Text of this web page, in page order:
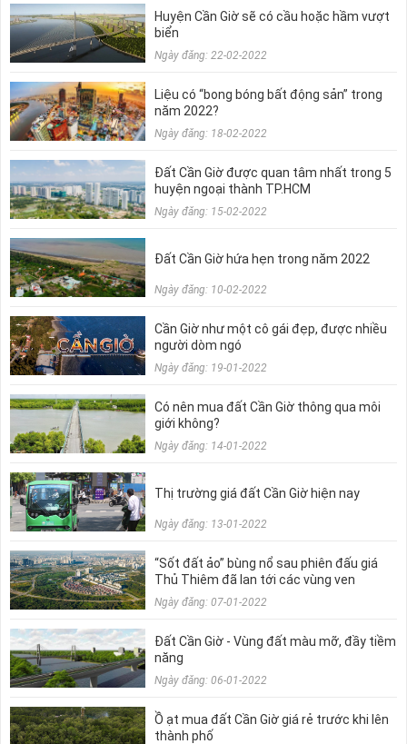
Huyện Cần Giờ sẽ có cầu hoặc hầm vượt
biển
Ngày đăng: 22-02-2022
Liệu có “bong bóng bất động sản” trong
năm 2022?
Ngày đăng: 18-02-2022
Đất Cần Giờ được quan tâm nhất trong 5
huyện ngoại thành TP.HCM
Ngày đăng: 15-02-2022
Đất Cần Giờ hứa hẹn trong năm 2022
Ngày đăng: 10-02-2022
Cần Giờ như một cô gái đẹp, được nhiều
người dòm ngó
Ngày đăng: 19-01-2022
Có nên mua đất Cần Giờ thông qua môi
giới không?
Ngày đăng: 14-01-2022
Thị trường giá đất Cần Giờ hiện nay
Ngày đăng: 13-01-2022
“Sốt đất ảo” bùng nổ sau phiên đấu giá
Thủ Thiêm đã lan tới các vùng ven
Ngày đăng: 07-01-2022
Đất Cần Giờ - Vùng đất màu mỡ, đầy tiềm
năng
Ngày đăng: 06-01-2022
Ồ ạt mua đất Cần Giờ giá rẻ trước khi lên
thành phố